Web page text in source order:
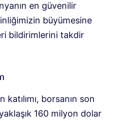
en güvenilir
büyümesine
bildirimlerini takdir
katılımı, borsanın son
160 milyon dolar